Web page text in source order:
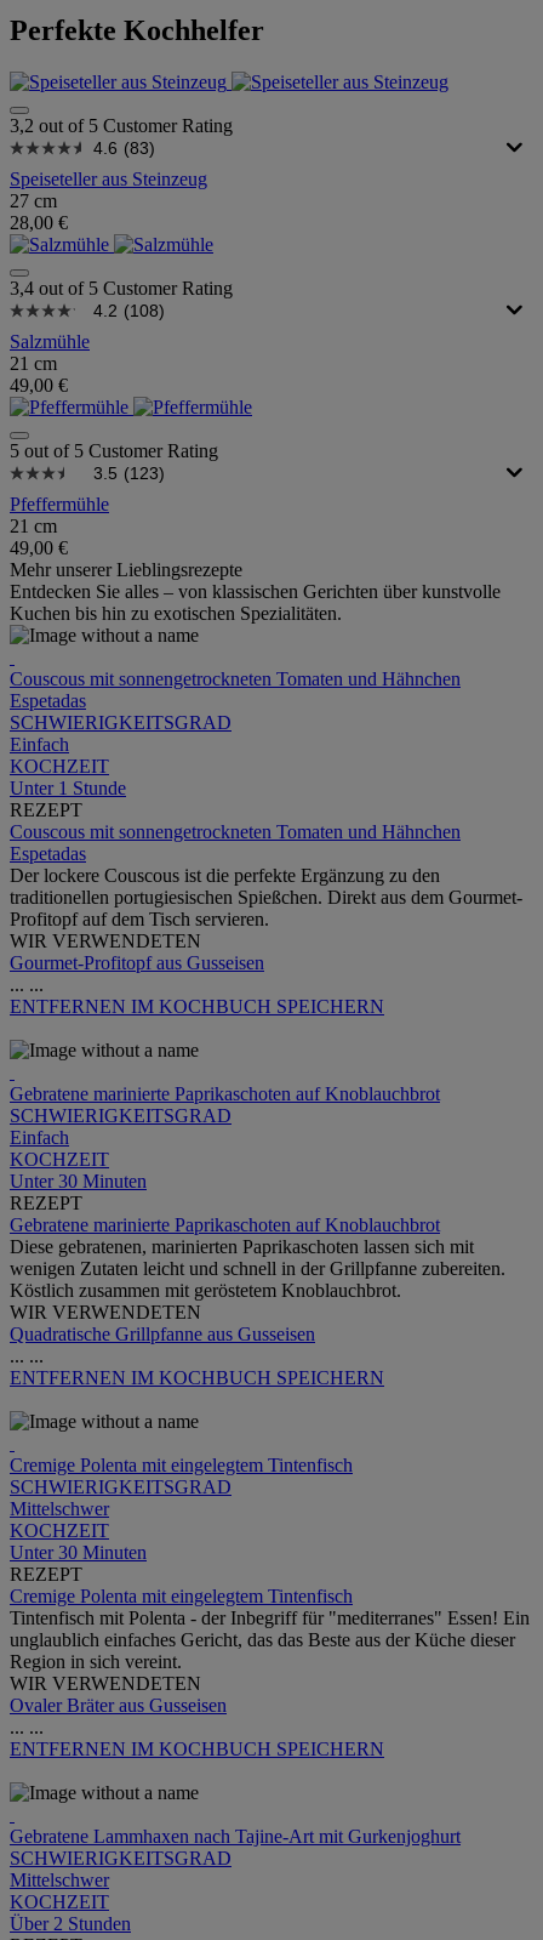
Perfekte Kochhelfer
3,2 out of 5 Customer Rating
4.6 (83)
Speiseteller aus Steinzeug
27 cm
28,00 €
3,4 out of 5 Customer Rating
4.2 (108)
Salzmühle
21 cm
49,00 €
5 out of 5 Customer Rating
3.5 (123)
Pfeffermühle
21 cm
49,00 €
Mehr unserer Lieblingsrezepte
Entdecken Sie alles – von klassischen Gerichten über kunstvolle
Kuchen bis hin zu exotischen Spezialitäten.
Couscous mit sonnengetrockneten Tomaten und Hähnchen
Espetadas
SCHWIERIGKEITSGRAD
Einfach
KOCHZEIT
Unter 1 Stunde
REZEPT
Couscous mit sonnengetrockneten Tomaten und Hähnchen
Espetadas
Der lockere Couscous ist die perfekte Ergänzung zu den
traditionellen portugiesischen Spießchen. Direkt aus dem Gourmet-
Profitopf auf dem Tisch servieren.
WIR VERWENDETEN
Gourmet-Profitopf aus Gusseisen
... ...
ENTFERNEN IM KOCHBUCH SPEICHERN
Gebratene marinierte Paprikaschoten auf Knoblauchbrot
SCHWIERIGKEITSGRAD
Einfach
KOCHZEIT
Unter 30 Minuten
REZEPT
Gebratene marinierte Paprikaschoten auf Knoblauchbrot
Diese gebratenen, marinierten Paprikaschoten lassen sich mit
wenigen Zutaten leicht und schnell in der Grillpfanne zubereiten.
Köstlich zusammen mit geröstetem Knoblauchbrot.
WIR VERWENDETEN
Quadratische Grillpfanne aus Gusseisen
... ...
ENTFERNEN IM KOCHBUCH SPEICHERN
Cremige Polenta mit eingelegtem Tintenfisch
SCHWIERIGKEITSGRAD
Mittelschwer
KOCHZEIT
Unter 30 Minuten
REZEPT
Cremige Polenta mit eingelegtem Tintenfisch
Tintenfisch mit Polenta - der Inbegriff für "mediterranes" Essen! Ein
unglaublich einfaches Gericht, das das Beste aus der Küche dieser
Region in sich vereint.
WIR VERWENDETEN
Ovaler Bräter aus Gusseisen
... ...
ENTFERNEN IM KOCHBUCH SPEICHERN
Gebratene Lammhaxen nach Tajine-Art mit Gurkenjoghurt
SCHWIERIGKEITSGRAD
Mittelschwer
KOCHZEIT
Über 2 Stunden